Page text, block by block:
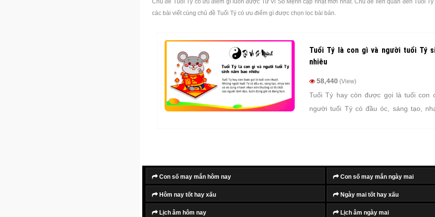
Chủ đề Tuổi Tý có ưu điểm gì luôn được Tử Vi Số Mệnh cập nhật mới nhất. Chủ đề liên quan đến Tuổi
các bài viết cùng chủ đề Tuổi Tý có ưu điểm gì được chọn lọc bài bản.
Tuổi Tý là con gì và người tuổi Tý
nhiêu
58,440 (View)
Tuổi Tý hay còn được gọi là tuổi con
người tuổi Tý có đầu óc, sáng tạo,
Con số may mắn hôm nay Con số may mắn ngày mai
Hôm nay tốt hay xấu Ngày mai tốt hay xấu
Lịch âm hôm nay Lịch âm ngày mai